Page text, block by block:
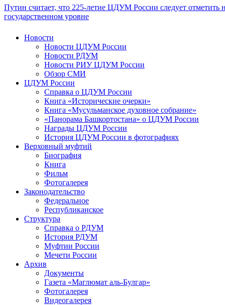
Путин считает, что 225-летие ЦДУМ России следует отметить
государственном уровне
Новости
Новости ЦДУМ России
Новости РДУМ
Новости РИУ ЦДУМ России
Обзор СМИ
ЦДУМ России
Справка о ЦДУМ России
Книга «Исторические очерки»
Книга «Мусульманское духовное собрание»
«Панорама Башкортостана» о ЦДУМ России
Награды ЦДУМ России
История ЦДУМ России в фотографиях
Верховный муфтий
Биография
Книга
Фильм
Фотогалерея
Законодательство
Федеральное
Республиканское
Структура
Справка о РДУМ
История РДУМ
Муфтии России
Мечети России
Архив
Документы
Газета «Маглюмат аль-Булгар»
Фотогалерея
Видеогалерея